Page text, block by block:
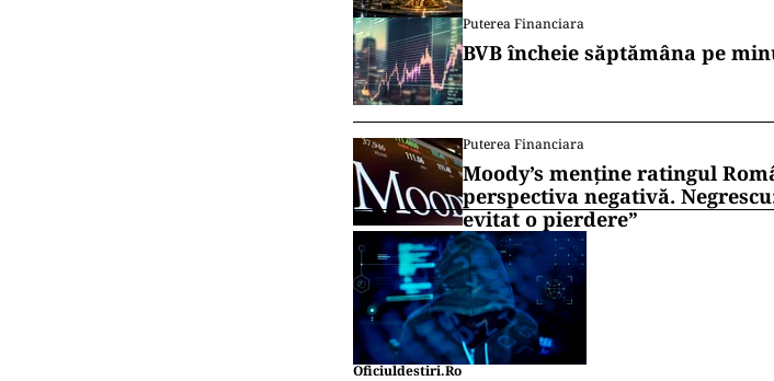
Puterea Financiara
BVB încheie săptămâna pe
Puterea Financiara
Moody’s menține ratingul
perspectiva negativă.
evitat o pierdere”
Oficiuldestiri.ro